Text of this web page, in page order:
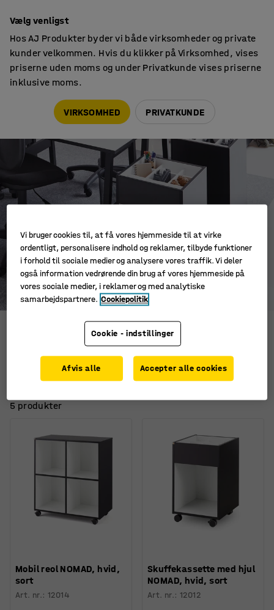
Nomad opbevaring
Filtre Sortér
5 produkter
Mobil reol NOMAD, hvid,
sort
Art. nr.:12014
Skuffekassette med hjul
NOMAD, hvid, sort
Art. nr.:12012
Vælg venligst
Hos AJ Produkter byder vi både virksomheder og private
kunder velkommen. Hvis du klikker på Virksomhed, vises
priserne uden moms og under Privatkunde vises priserne
inklusive moms.
VIRKSOMHED PRIVATKUNDE
Vi bruger cookies til, at få vores hjemmeside til at virke
ordentligt, personalisere indhold og reklamer, tilbyde funktioner
i forhold til sociale medier og analysere vores traffik. Vi deler
også information vedrørende din brug af vores hjemmeside på
vores sociale medier, i reklamer og med analytiske
samarbejdspartnere. Cookiepolitik
Cookie - indstillinger
Afvis alle Accepter alle cookies